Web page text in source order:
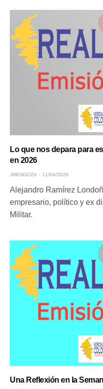
Lo que nos depara para
en 2026
JMENDOZA 11/04/2026
Alejandro Ramírez
empresario, político y ex
Militar.
Una Reflexión en la